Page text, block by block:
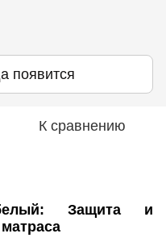
появится
К сравнению
Защита и